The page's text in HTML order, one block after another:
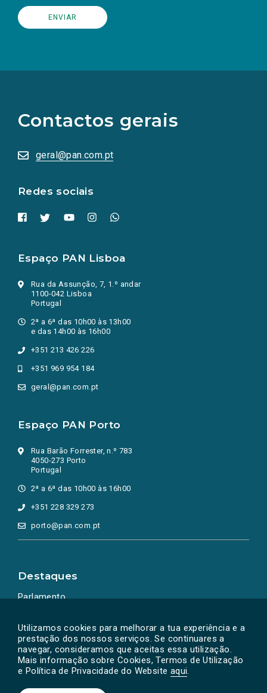
Utilizamos cookies para melhorar a tua experiência e a
prestação dos nossos serviços. Se continuares a
navegar, consideramos que aceitas essa utilização.
Mais informação sobre Cookies, Termos de Utilização
e Política de Privacidade do Website aqui.
Contactos gerais
geral@pan.com.pt
Redes sociais
redes
sociais
numa
nova
Espaço PAN Lisboa
Rua da Assunção, 7, 1.º andar
1100-042 Lisboa
Portugal
2ª a 6ª das 10h00 às 13h00
e das 14h00 às 16h00
+351 213 426 226
+351 969 954 184
geral@pan.com.pt
Espaço PAN Porto
Rua Barão Forrester, n.º 783
4050-273 Porto
Portugal
2ª a 6ª das 10h00 às 16h00
+351 228 329 273
porto@pan.com.pt
Destaques
Parlamento